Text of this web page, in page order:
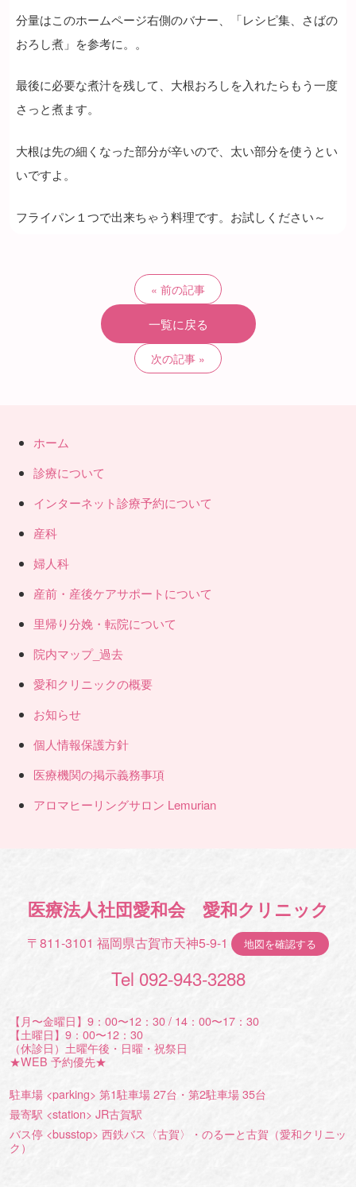
分量はこのホームページ右側のバナー、「レシピ集、さばの
おろし煮」を参考に。。
最後に必要な煮汁を残して、大根おろしを入れたらもう一度
さっと煮ます。
大根は先の細くなった部分が辛いので、太い部分を使うとい
いですよ。
フライパン１つで出来ちゃう料理です。お試しください～
前の記事
一覧に戻る
次の記事
ホーム
診療について
インターネット診療予約について
産科
婦人科
産前・産後ケアサポートについて
里帰り分娩・転院について
院内マップ_過去
愛和クリニックの概要
お知らせ
個人情報保護方針
医療機関の掲示義務事項
アロマヒーリングサロン Lemurian
医療法人社団愛和会 愛和クリニック
〒811-3101 福岡県古賀市天神5-9-1 地図を確認する
Tel 092-943-3288
【月〜金曜日】9：00〜12：30 / 14：00〜17：30
【土曜日】9：00〜12：30
（休診日）土曜午後・日曜・祝祭日
★WEB 予約優先★
駐車場 <parking> 第1駐車場 27台・第2駐車場 35台
最寄駅 <station> JR古賀駅
バス停 <busstop> 西鉄バス〈古賀〉・のるーと古賀（愛和クリニッ
ク）